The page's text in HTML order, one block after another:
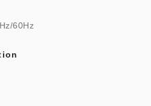
60Hz